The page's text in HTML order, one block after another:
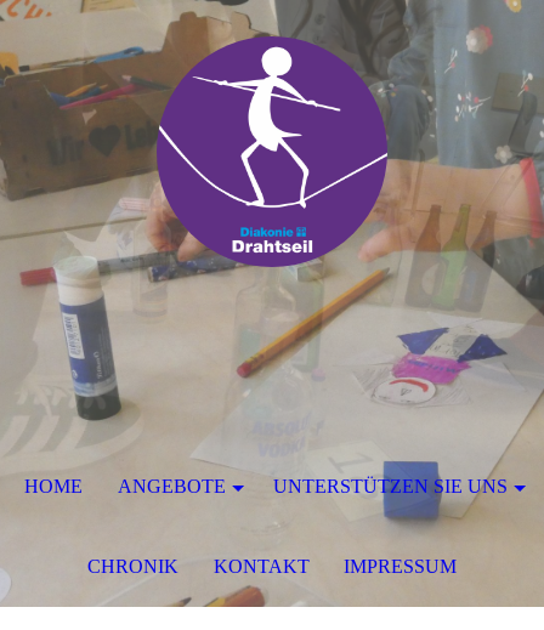
HOME ANGEBOTE UNTERSTÜTZEN SIE UNS
CHRONIK KONTAKT IMPRESSUM